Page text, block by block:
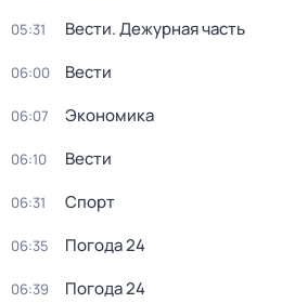
05:31 Вести. Дежурная часть
06:00 Вести
06:07 Экономика
06:10 Вести
06:31 Спорт
06:35 Погода 24
06:39 Погода 24